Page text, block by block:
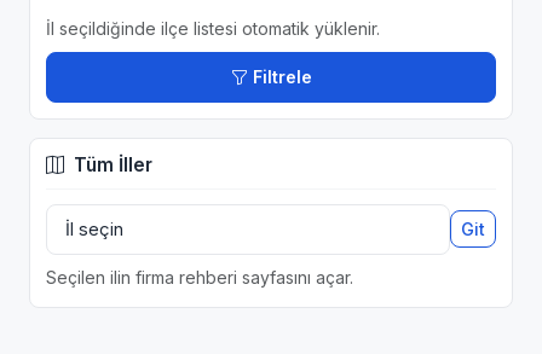
İl seçildiğinde ilçe listesi otomatik yüklenir.
Filtrele
Tüm İller
Git
Seçilen ilin firma rehberi sayfasını açar.